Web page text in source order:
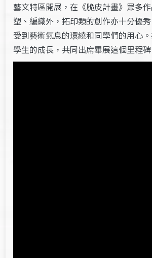
藝文特區開展，在《脆皮計畫》眾多
塑、編織外，拓印類的創作亦十分優
受到藝術氣息的環繞和同學們的用心
學生的成長，共同出席畢展這個里程碑